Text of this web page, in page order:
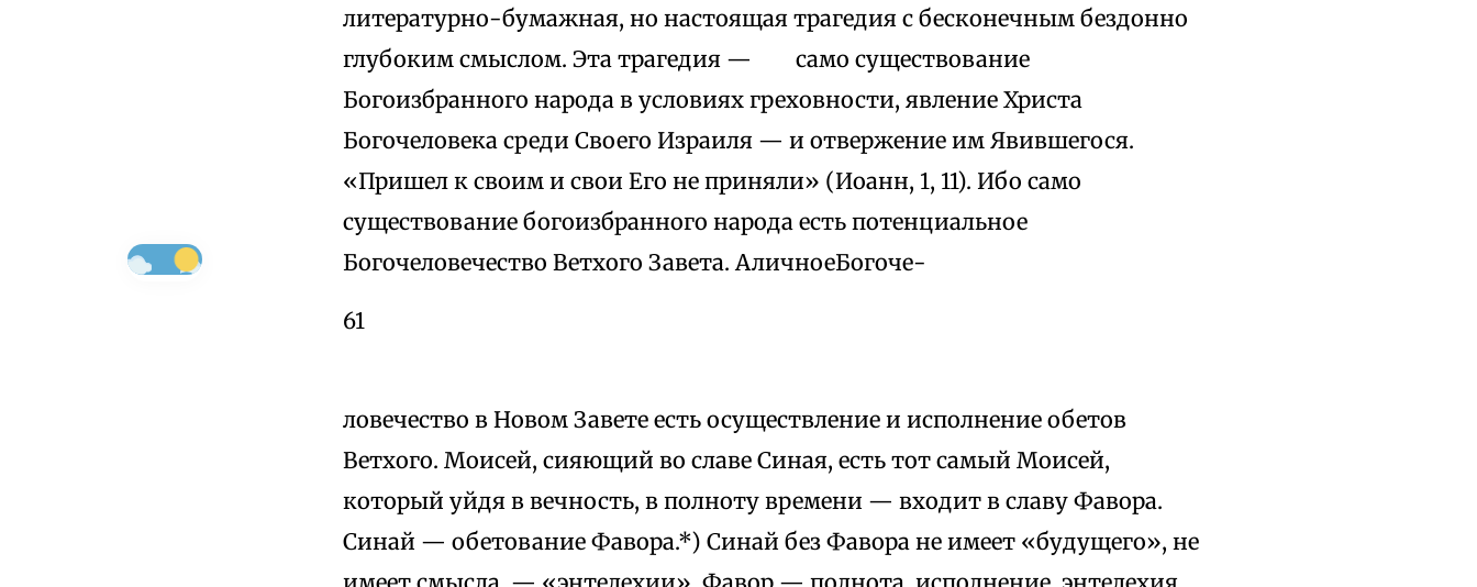
литературно-бумажная, но настоящая трагедия с бесконечным бездонно
глубоким смыслом. Эта трагедия — само существование
Богоизбранного народа в условиях греховности, явление Христа
Богочеловека среди Своего Израиля — и отвержение им Явившегося.
«Пришел к своим и свои Его не приняли» (Иоанн, 1, 11). Ибо само
существование богоизбранного народа есть потенциальное
Богочеловечество Ветхого Завета. АличноеБогоче-
61
ловечество в Новом Завете есть осуществление и исполнение обетов
Ветхого. Моисей, сияющий во славе Синая, есть тот самый Моисей,
который уйдя в вечность, в полноту времени — входит в славу Фавора.
Синай — обетование Фавора.*) Синай без Фавора не имеет «будущего», не